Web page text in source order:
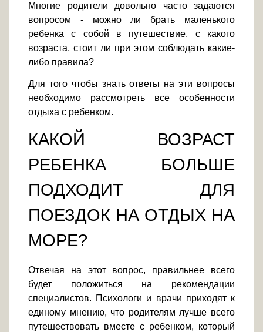
Многие родители довольно часто задаются
вопросом - можно ли брать маленького
ребенка с собой в путешествие, с какого
возраста, стоит ли при этом соблюдать какие-
либо правила?
Для того чтобы знать ответы на эти вопросы
необходимо рассмотреть все особенности
отдыха с ребенком.
КАКОЙ ВОЗРАСТ
РЕБЕНКА БОЛЬШЕ
ПОДХОДИТ ДЛЯ
ПОЕЗДОК НА ОТДЫХ НА
МОРЕ?
Отвечая на этот вопрос, правильнее всего
будет положиться на рекомендации
специалистов. Психологи и врачи приходят к
единому мнению, что родителям лучше всего
путешествовать вместе с ребенком, который